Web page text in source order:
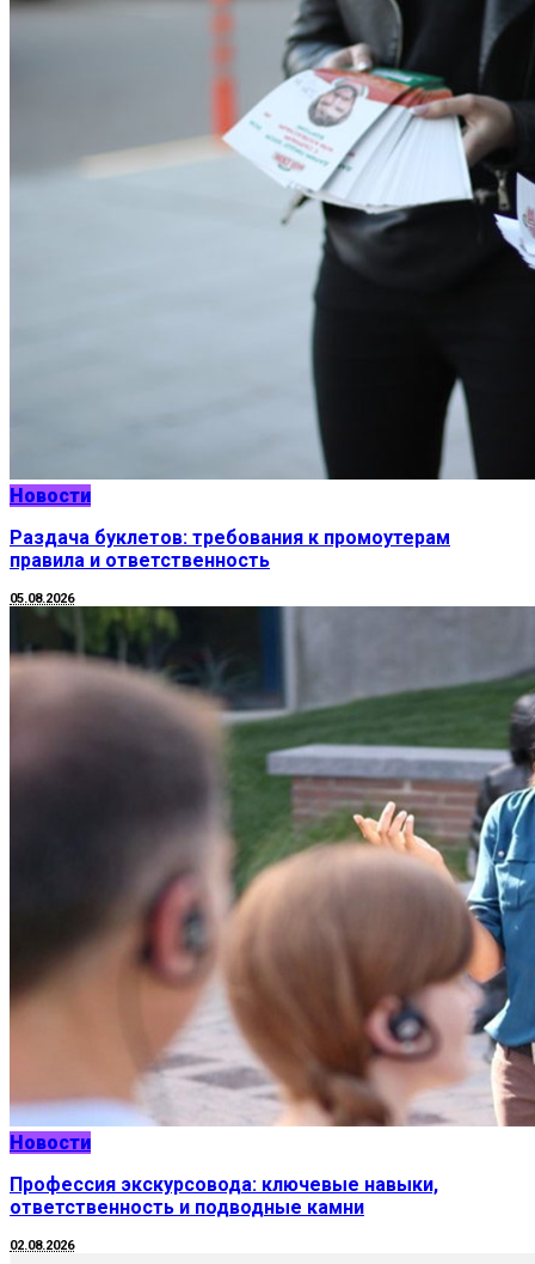
Новости
Раздача буклетов: требования к промоутерам
правила и ответственность
05.08.2026
Новости
Профессия экскурсовода: ключевые навыки,
ответственность и подводные камни
02.08.2026